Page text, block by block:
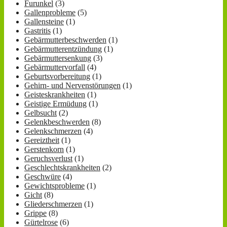
Furunkel (3)
Gallenprobleme (5)
Gallensteine (1)
Gastritis (1)
Gebärmutterbeschwerden (1)
Gebärmutterentzündung (1)
Gebärmuttersenkung (3)
Gebärmuttervorfall (4)
Geburtsvorbereitung (1)
Gehirn- und Nervenstörungen (1)
Geisteskrankheiten (1)
Geistige Ermüdung (1)
Gelbsucht (2)
Gelenkbeschwerden (8)
Gelenkschmerzen (4)
Gereiztheit (1)
Gerstenkorn (1)
Geruchsverlust (1)
Geschlechtskrankheiten (2)
Geschwüre (4)
Gewichtsprobleme (1)
Gicht (8)
Gliederschmerzen (1)
Grippe (8)
Gürtelrose (6)